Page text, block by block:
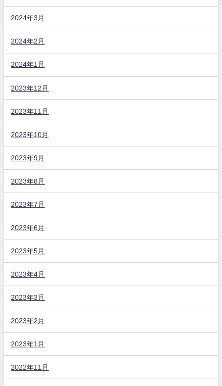
2024年3月
2024年2月
2024年1月
2023年12月
2023年11月
2023年10月
2023年9月
2023年8月
2023年7月
2023年6月
2023年5月
2023年4月
2023年3月
2023年2月
2023年1月
2022年11月